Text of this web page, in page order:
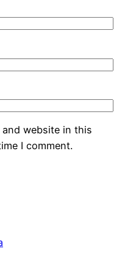
and website in this
I comment.